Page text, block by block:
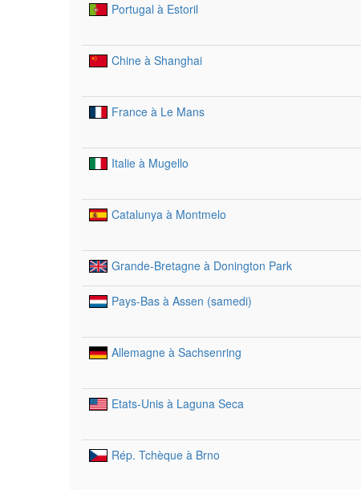
Portugal à Estoril
Chine à Shanghai
France à Le Mans
Italie à Mugello
Catalunya à Montmelo
Grande-Bretagne à Donington Park
Pays-Bas à Assen (samedi)
Allemagne à Sachsenring
Etats-Unis à Laguna Seca
Rép. Tchèque à Brno